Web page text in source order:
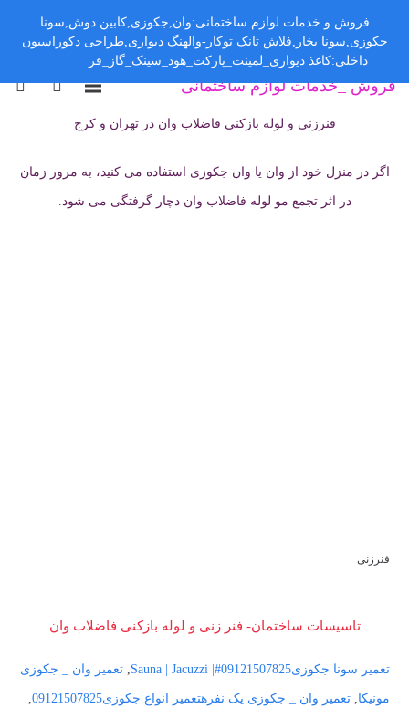
فروش _خدمات لوازم ساختمانی
فنرزنی و لوله بازکنی فاضلاب وان در تهران و کرج
اگر در منزل خود از وان یا وان جکوزی استفاده می کنید، به مرور زمان
در اثر تجمع مو لوله فاضلاب وان دچار گرفتگی می شود.
فنرزنی
تاسیسات ساختمان- فنر زنی و لوله بازکنی فاضلاب وان
تعمیر سونا جکوزی09121507825#| Sauna | Jacuzzi تعمیر وان _ جکوزی
مونیکا تعمیر وان _ جکوزی یک نفرهتعمیر انواع جکوزی09121507825
فروش و خدمات لوازم ساختمانی:وان,جکوزی,کابین دوش,سونا
جکوزی,سونا بخار,فلاش تانک توکار-والهنگ دیواری,طراحی دکوراسیون
داخلی:کاغذ دیواری_لمینت_پارکت_هود_سینک_گاز_فر